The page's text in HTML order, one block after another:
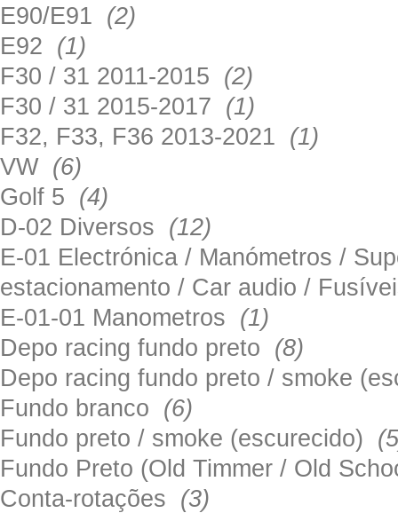
E90/E91 (2)
E92 (1)
F30 / 31 2011-2015 (2)
F30 / 31 2015-2017 (1)
F32, F33, F36 2013-2021 (1)
VW (6)
Golf 5 (4)
D-02 Diversos (12)
E-01 Electrónica / Manómetros /
estacionamento / Car audio /
E-01-01 Manometros (1)
Depo racing fundo preto (8)
Depo racing fundo preto / smoke
Fundo branco (6)
Fundo preto / smoke (escurecido)
Fundo Preto (Old Timmer / Old
Conta-rotações (3)